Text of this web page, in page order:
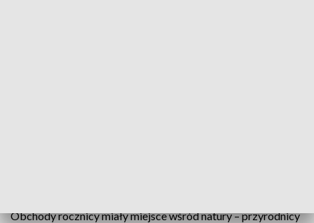
Obchody rocznicy miały miejsce wśród natury – przyrodnicy